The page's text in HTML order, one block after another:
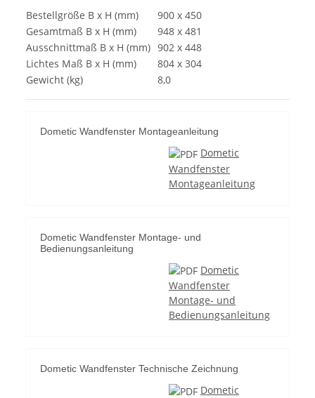
Bestellgröße B x H (mm)
900 x 450
Gesamtmaß B x H (mm)
948 x 481
Ausschnittmaß B x H (mm) 902 x 448
Lichtes Maß B x H (mm)
804 x 304
Gewicht (kg)
8,0
Dometic Wandfenster Montageanleitung
Dometic
Wandfenster
Montageanleitung
Dometic Wandfenster Montage- und
Bedienungsanleitung
Dometic
Wandfenster
Montage- und
Bedienungsanleitung
Dometic Wandfenster Technische Zeichnung
Dometic